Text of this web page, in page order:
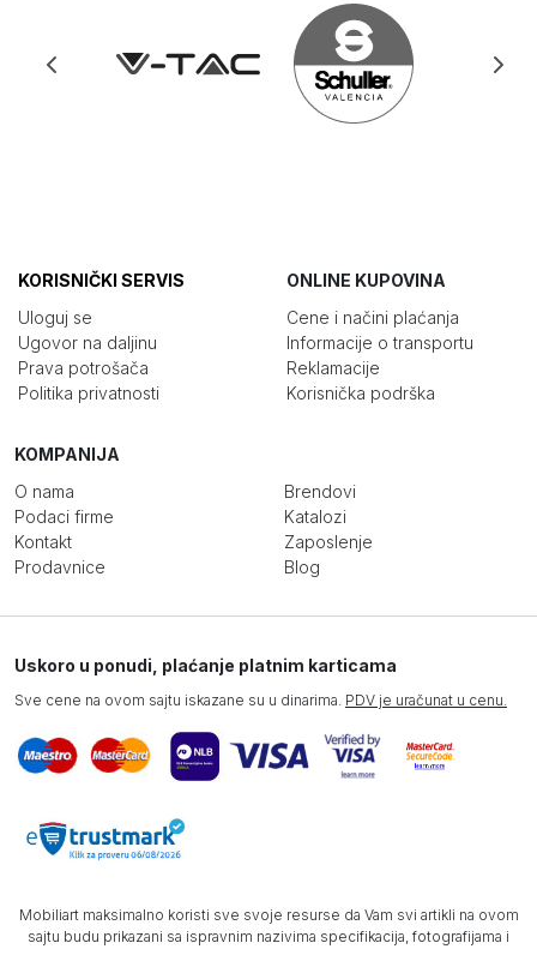
KORISNIČKI SERVIS
Uloguj se
Ugovor na daljinu
Prava potrošača
Politika privatnosti
ONLINE KUPOVINA
Cene i načini plaćanja
Informacije o transportu
Reklamacije
Korisnička podrška
KOMPANIJA
O nama
Podaci firme
Kontakt
Prodavnice
Brendovi
Katalozi
Zaposlenje
Blog
Uskoro u ponudi, plaćanje platnim karticama
Sve cene na ovom sajtu iskazane su u dinarima. PDV je uračunat u cenu.
Mobiliart maksimalno koristi sve svoje resurse da Vam svi artikli na ovom
sajtu budu prikazani sa ispravnim nazivima specifikacija, fotografijama i